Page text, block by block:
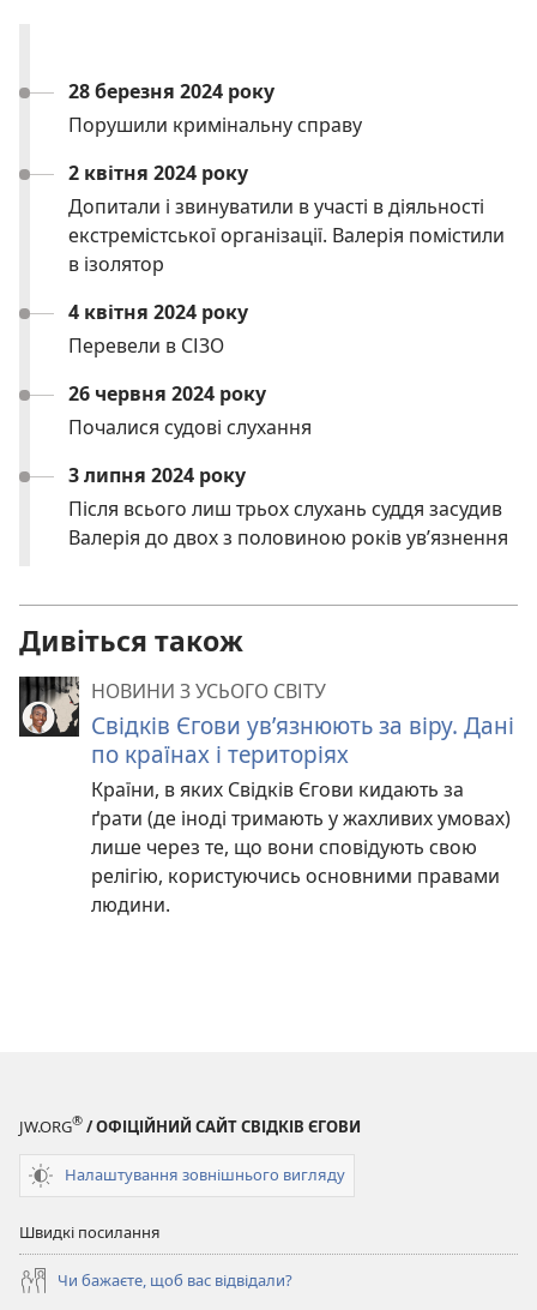
28 березня 2024 року
Порушили кримінальну справу
2 квітня 2024 року
Допитали і звинуватили в участі в діяльності
екстремістської організації. Валерія помістили
в ізолятор
4 квітня 2024 року
Перевели в СІЗО
26 червня 2024 року
Почалися судові слухання
3 липня 2024 року
Після всього лиш трьох слухань суддя засудив
Валерія до двох з половиною років ув’язнення
Дивіться також
НОВИНИ З УСЬОГО СВІТУ
Свідків Єгови ув’язнюють за віру. Дані
по країнах і територіях
Країни, в яких Свідків Єгови кидають за
ґрати (де іноді тримають у жахливих умовах)
лише через те, що вони сповідують свою
релігію, користуючись основними правами
людини.
JW.ORG® / ОФІЦІЙНИЙ САЙТ СВІДКІВ ЄГОВИ
Налаштування зовнішнього вигляду
Швидкі посилання
Чи бажаєте, щоб вас відвідали?